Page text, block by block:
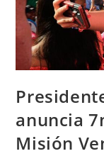
anuncia
Misión